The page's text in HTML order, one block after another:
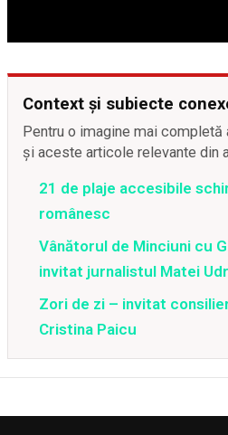
Context și subiecte
Pentru o imagine mai
și aceste articole relevante din
21 de plaje accesibile
românesc
Vânătorul de Minciuni cu
invitat jurnalistul Matei
Zori de zi – invitat
Cristina Paicu